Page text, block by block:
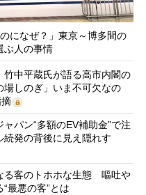
になぜ？」東京～博多間の
ぶ人の事情
竹中平蔵氏が語る高市内閣の
しのぎ」いま不可欠なの
パン“多額のEV補助金”で注
発の背後に見え隠れす
る客のトホホな生態 嘔吐や
最悪の客”とは